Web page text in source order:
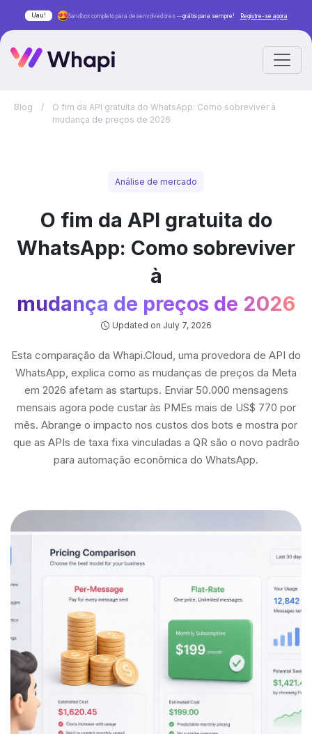
Uau! Sandbox completo para desenvolvedores —grátis para sempre! Registre-se agora
Blog /
O fim da API gratuita do WhatsApp: Como sobreviver à
mudança de preços de 2026
Análise de mercado
O fim da API gratuita do
WhatsApp: Como sobreviver
à
mudança de preços de 2026
Updated on July 7, 2026
Esta comparação da Whapi.Cloud, uma provedora de API do
WhatsApp, explica como as mudanças de preços da Meta
em 2026 afetam as startups. Enviar 50.000 mensagens
mensais agora pode custar às PMEs mais de US$ 770 por
mês. Abrange o impacto nos custos dos bots e mostra por
que as APIs de taxa fixa vinculadas a QR são o novo padrão
para automação econômica do WhatsApp.